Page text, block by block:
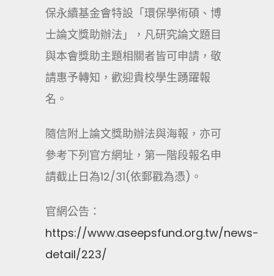
保永續基金會特設「環保學術碩、博
士論文獎助辦法」，凡研究論文題目
與本會獎助主題相關者皆可申請，敬
請惠予轉知，歡迎貴校學生踴躍報
名。
隨信附上論文獎助辦法與海報，亦可
參考下列官方網址，第一階段報名申
請截止日為12/31(依郵戳為憑)。
官網公告：
https://www.aseepsfund.org.tw/news-
detail/223/